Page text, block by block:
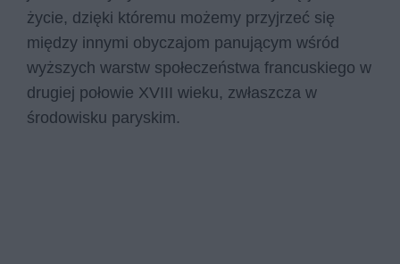
życie, dzięki któremu możemy przyjrzeć się
między innymi obyczajom panującym wśród
wyższych warstw społeczeństwa francuskiego w
drugiej połowie XVIII wieku, zwłaszcza w
środowisku paryskim.